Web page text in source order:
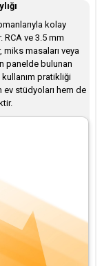
kolay
ve 3.5 mm
masaları veya
panelde bulunan
kullanım pratikliği
ev stüdyoları hem de